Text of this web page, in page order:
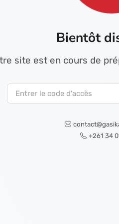
Bientôt
site est en cours de
+261 34